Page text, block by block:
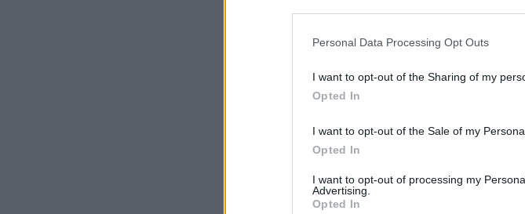
Personal Data Processing Opt Outs
I want to opt-out of the Sharing of my
Opted In
I want to opt-out of the Sale of my
Opted In
I want to opt-out of processing my
Advertising.
Opted In